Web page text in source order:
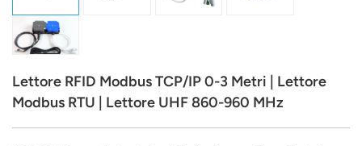
Polski
Lettore RFID Modbus TCP/IP 0-3 Metri | Lettore
Modbus RTU | Lettore UHF 860-960 MHz